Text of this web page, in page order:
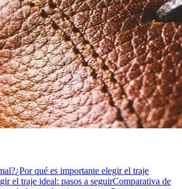
¿Por qué es importante elegir el traje
el traje ideal: pasos a seguirComparativa de